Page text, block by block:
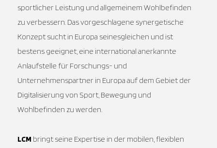
sportlicher Leistung und allgemeinem Wohlbefinden
zu verbessern. Das vorgeschlagene synergetische
Konzept sucht in Europa seinesgleichen und ist
bestens geeignet, eine international anerkannte
Anlaufstelle für Forschungs- und
Unternehmenspartner in Europa auf dem Gebiet der
Digitalisierung von Sport, Bewegung und
Wohlbefinden zu werden.
LCM bringt seine Expertise in der mobilen, flexiblen